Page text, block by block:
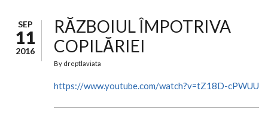
SEP
11
2016
RĂZBOIUL ÎMPOTRIVA
COPILĂRIEI
By dreptlaviata
https://www.youtube.com/watch?v=tZ18D-cPWUU